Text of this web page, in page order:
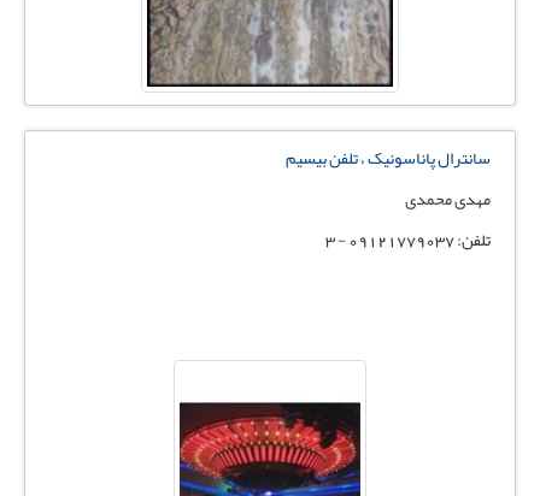
سانترال پاناسونیک ، تلفن بیسیم
مهدی محمدی
تلفن: 09121779037 - 3